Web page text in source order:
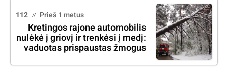
112 Prieš 1 metus
Kretingos rajone automobilis
nulėkė į griovį ir trenkėsi į medį:
vaduotas prispaustas žmogus